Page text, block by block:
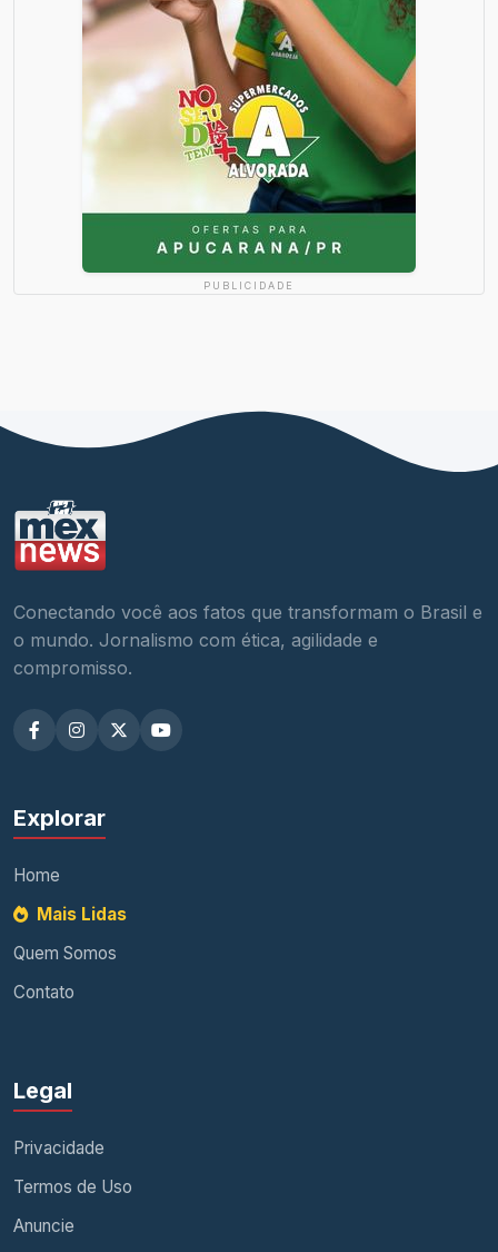
PUBLICIDADE
Conectando você aos fatos que transformam o Brasil e
o mundo. Jornalismo com ética, agilidade e
compromisso.
Explorar
Home
Mais Lidas
Quem Somos
Contato
Legal
Privacidade
Termos de Uso
Anuncie